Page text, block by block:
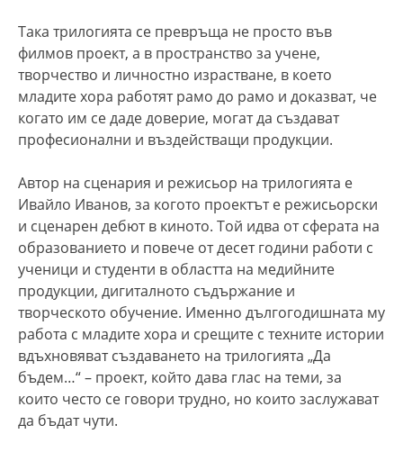
Така трилогията се превръща не просто във
филмов проект, а в пространство за учене,
творчество и личностно израстване, в което
младите хора работят рамо до рамо и доказват, че
когато им се даде доверие, могат да създават
професионални и въздействащи продукции.
Автор на сценария и режисьор на трилогията е
Ивайло Иванов, за когото проектът е режисьорски
и сценарен дебют в киното. Той идва от сферата на
образованието и повече от десет години работи с
ученици и студенти в областта на медийните
продукции, дигиталното съдържание и
творческото обучение. Именно дългогодишната му
работа с младите хора и срещите с техните истории
вдъхновяват създаването на трилогията „Да
бъдем…“ – проект, който дава глас на теми, за
които често се говори трудно, но които заслужават
да бъдат чути.